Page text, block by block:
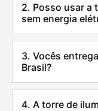
2. Posso usar a
sem energia
3. Vocês
Brasil?
4. A torre de